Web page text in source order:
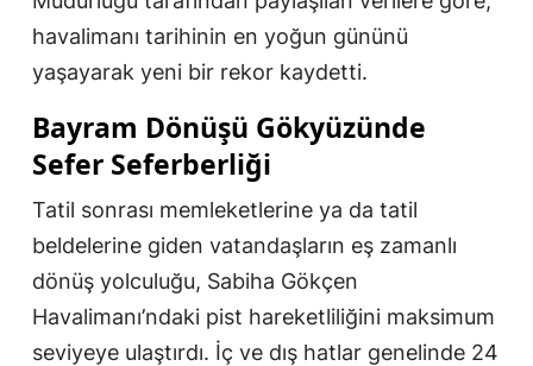
havalimanı tarihinin en yoğun gününü
yaşayarak yeni bir rekor kaydetti.
Bayram Dönüşü Gökyüzünde
Sefer Seferberliği
Tatil sonrası memleketlerine ya da tatil
beldelerine giden vatandaşların eş zamanlı
dönüş yolculuğu, Sabiha Gökçen
Havalimanı’ndaki pist hareketliliğini maksimum
seviyeye ulaştırdı. İç ve dış hatlar genelinde 24